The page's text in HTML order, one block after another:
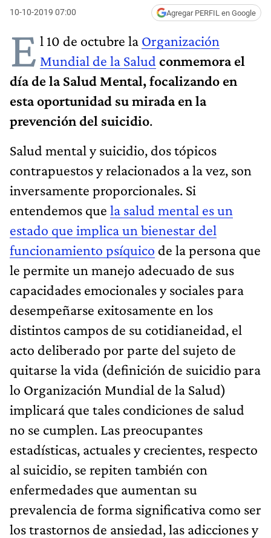
10-10-2019 07:00 Agregar PERFIL en Google
E l 10 de octubre la Organización
Mundial de la Salud conmemora el
día de la Salud Mental, focalizando en
esta oportunidad su mirada en la
prevención del suicidio.
Salud mental y suicidio, dos tópicos
contrapuestos y relacionados a la vez, son
inversamente proporcionales. Si
entendemos que la salud mental es un
estado que implica un bienestar del
funcionamiento psíquico de la persona que
le permite un manejo adecuado de sus
capacidades emocionales y sociales para
desempeñarse exitosamente en los
distintos campos de su cotidianeidad, el
acto deliberado por parte del sujeto de
quitarse la vida (definición de suicidio para
lo Organización Mundial de la Salud)
implicará que tales condiciones de salud
no se cumplen. Las preocupantes
estadísticas, actuales y crecientes, respecto
al suicidio, se repiten también con
enfermedades que aumentan su
prevalencia de forma significativa como ser
los trastornos de ansiedad, las adicciones y